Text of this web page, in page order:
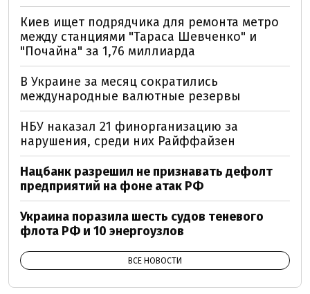
Киев ищет подрядчика для ремонта метро
между станциями "Тараса Шевченко" и
"Почайна" за 1,76 миллиарда
В Украине за месяц сократились
международные валютные резервы
НБУ наказал 21 финорганизацию за
нарушения, среди них Райффайзен
Нацбанк разрешил не признавать дефолт
предприятий на фоне атак РФ
Украина поразила шесть судов теневого
флота РФ и 10 энергоузлов
ВСЕ НОВОСТИ